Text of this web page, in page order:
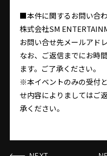
■本件に関するお問い合
株式会社SM
お問い合せ先メールアド
なお、ご返信までにお時
ます。ご了承ください。
※本イベントのみの受付
せ内容によりましてはご
承ください。